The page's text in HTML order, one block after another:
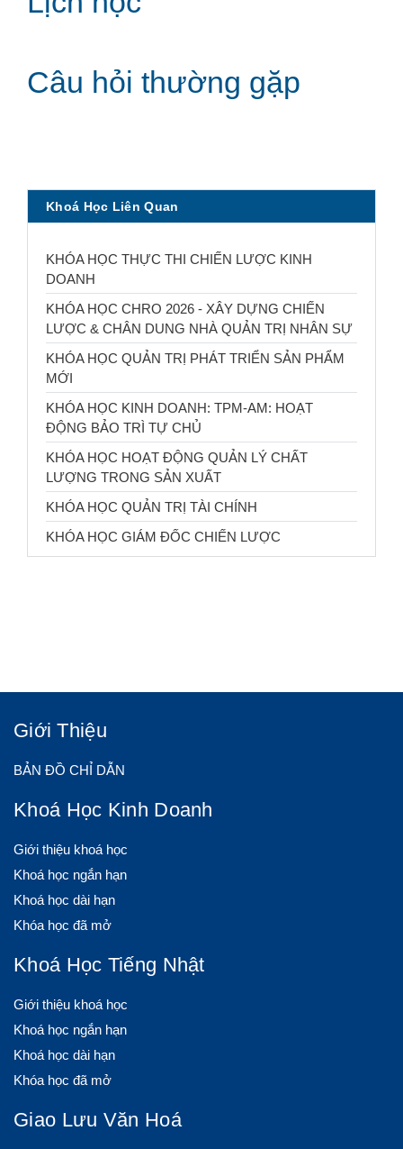
Câu hỏi thường gặp
Khoá Học Liên Quan
KHÓA HỌC THỰC THI CHIẾN LƯỢC KINH
DOANH
KHÓA HỌC CHRO 2026 - XÂY DỰNG CHIẾN
LƯỢC & CHÂN DUNG NHÀ QUẢN TRỊ NHÂN SỰ
KHÓA HỌC QUẢN TRỊ PHÁT TRIỂN SẢN PHẨM
MỚI
KHÓA HỌC KINH DOANH: TPM-AM: HOẠT
ĐỘNG BẢO TRÌ TỰ CHỦ
KHÓA HỌC HOẠT ĐỘNG QUẢN LÝ CHẤT
LƯỢNG TRONG SẢN XUẤT
KHÓA HỌC QUẢN TRỊ TÀI CHÍNH
KHÓA HỌC GIÁM ĐỐC CHIẾN LƯỢC
Giới Thiệu
BẢN ĐỒ CHỈ DẪN
Khoá Học Kinh Doanh
Giới thiệu khoá học
Khoá học ngắn hạn
Khoá học dài hạn
Khóa học đã mở
Khoá Học Tiếng Nhật
Giới thiệu khoá học
Khoá học ngắn hạn
Khoá học dài hạn
Khóa học đã mở
Giao Lưu Văn Hoá